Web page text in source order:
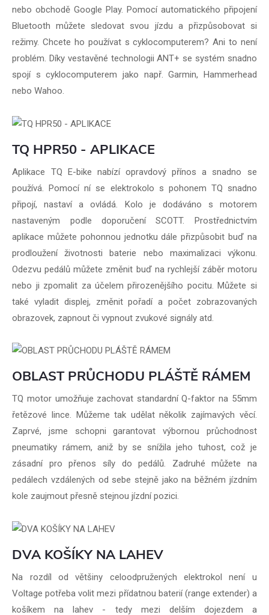
nebo obchodě Google Play. Pomocí automatického připojení
Bluetooth můžete sledovat svou jízdu a přizpůsobovat si
režimy. Chcete ho používat s cyklocomputerem? Ani to není
problém. Díky vestavěné technologii ANT+ se systém snadno
spojí s cyklocomputerem jako např. Garmin, Hammerhead
nebo Wahoo.
TQ HPR50 - APLIKACE
Aplikace TQ E-bike nabízí opravdový přínos a snadno se
používá. Pomocí ní se elektrokolo s pohonem TQ snadno
připojí, nastaví a ovládá. Kolo je dodáváno s motorem
nastaveným podle doporučení SCOTT. Prostřednictvím
aplikace můžete pohonnou jednotku dále přizpůsobit buď na
prodloužení životnosti baterie nebo maximalizaci výkonu.
Odezvu pedálů můžete změnit buď na rychlejší záběr motoru
nebo ji zpomalit za účelem přirozenějšího pocitu. Můžete si
také vyladit displej, změnit pořadí a počet zobrazovaných
obrazovek, zapnout či vypnout zvukové signály atd.
OBLAST PRŮCHODU PLÁŠTĚ RÁMEM
TQ motor umožňuje zachovat standardní Q-faktor na 55mm
řetězové lince. Můžeme tak udělat několik zajímavých věcí.
Zaprvé, jsme schopni garantovat výbornou průchodnost
pneumatiky rámem, aniž by se snížila jeho tuhost, což je
zásadní pro přenos síly do pedálů. Zadruhé můžete na
pedálech vzdálených od sebe stejně jako na běžném jízdním
kole zaujmout přesně stejnou jízdní pozici.
DVA KOŠÍKY NA LAHEV
Na rozdíl od většiny celoodpružených elektrokol není u
Voltage potřeba volit mezi přídatnou baterií (range extender) a
košíkem na lahev - tedy mezi delším dojezdem a